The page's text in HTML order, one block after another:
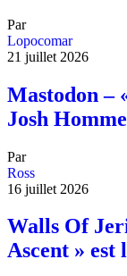
Par
Lopocomar
21 juillet 2026
Mastodon –
Josh
Par
Ross
16 juillet 2026
Walls Of
Ascent »